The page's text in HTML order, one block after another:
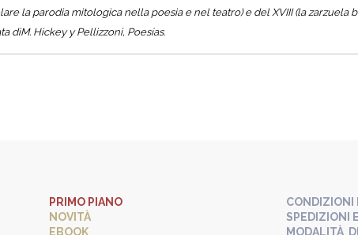
la parodia mitologica nella poesia e nel teatro) e del XVIII (la zarzuela
diM. Hickey y Pellizzoni, Poesías.
PRIMO PIANO
NOVITÀ
EBOOK
CONDIZIONI
SPEDIZIONI
MODALITÀ